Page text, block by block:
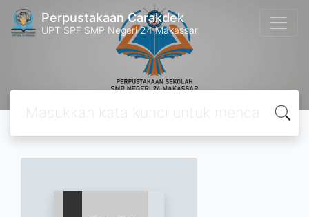
Perpustakaan Carakdek
UPT SPF SMP Negeri 24 Makassar